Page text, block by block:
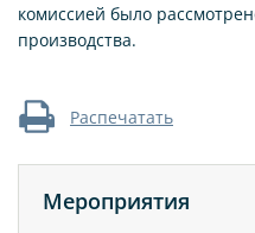
комиссией было
производства.
Распечатать
Мероприятия